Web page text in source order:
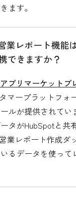
ます。
業レポート機能
できますか？
プリマーケットプ
マープラットフォ
ルが提供されてい
タがHubSpotと共
業レポート作成ダ
るデータを使って